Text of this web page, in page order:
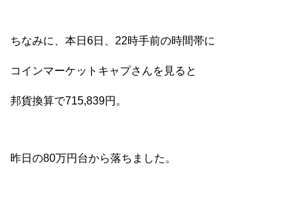
ちなみに、本日6日、22時手前の時間帯に
コインマーケットキャプさんを見ると
邦貨換算で715,839円。
昨日の80万円台から落ちました。